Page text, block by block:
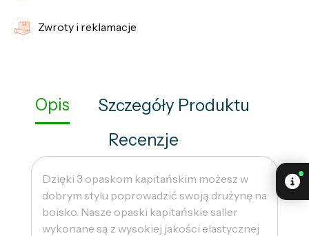
Zwroty i reklamacje
Opis
Szczegóły Produktu
Recenzje
Dzięki 3 opaskom kapitańskim możesz w
dobrym stylu poprowadzić swoją drużynę na
boisko. Nasze opaski kapitańskie saller
wykonane są z wysokiej jakości elastycznej